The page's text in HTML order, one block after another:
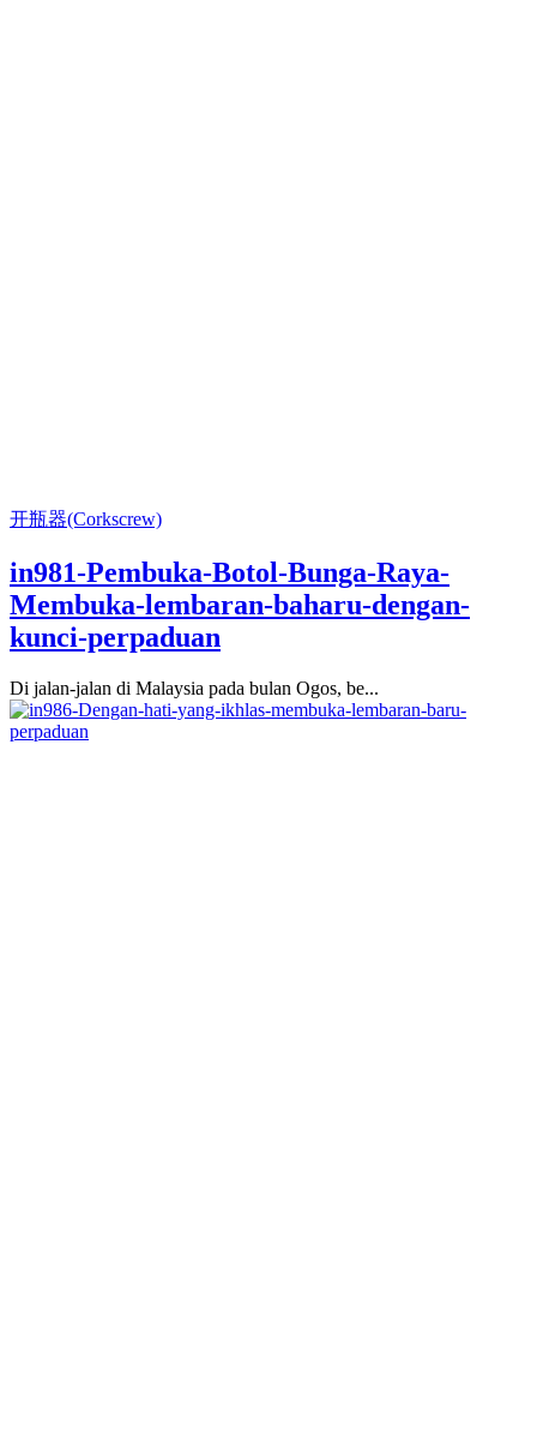
开瓶器(Corkscrew)
in981-Pembuka-Botol-Bunga-Raya-
Membuka-lembaran-baharu-dengan-
kunci-perpaduan
Di jalan-jalan di Malaysia pada bulan Ogos, be...